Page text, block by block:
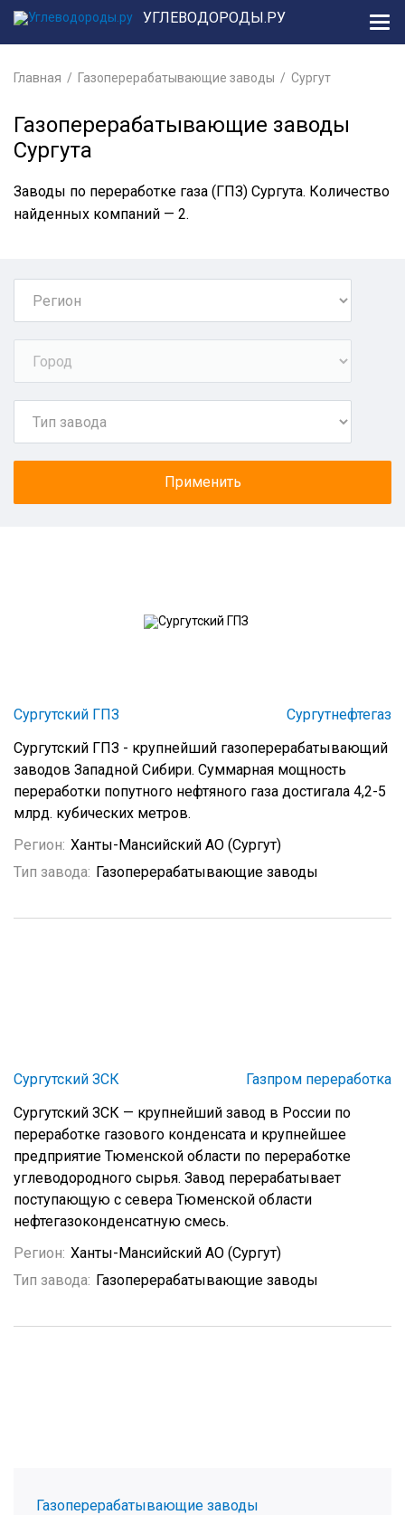
УГЛЕВОДОРОДЫ.РУ
Главная Газоперерабатывающие заводы Сургут
Газоперерабатывающие заводы
Сургута
Заводы по переработке газа (ГПЗ) Сургута. Количество
найденных компаний — 2.
Сургутский ГПЗ
Сургутнефтегаз
Сургутский ГПЗ - крупнейший газоперерабатывающий
заводов Западной Сибири. Суммарная мощность
переработки попутного нефтяного газа достигала 4,2-5
млрд. кубических метров.
Регион: Ханты-Мансийский АО (Сургут)
Тип завода: Газоперерабатывающие заводы
Сургутский ЗСК
Газпром переработка
Сургутский ЗСК — крупнейший завод в России по
переработке газового конденсата и крупнейшее
предприятие Тюменской области по переработке
углеводородного сырья. Завод перерабатывает
поступающую с севера Тюменской области
нефтегазоконденсатную смесь.
Регион: Ханты-Мансийский АО (Сургут)
Тип завода: Газоперерабатывающие заводы
Газоперерабатывающие заводы